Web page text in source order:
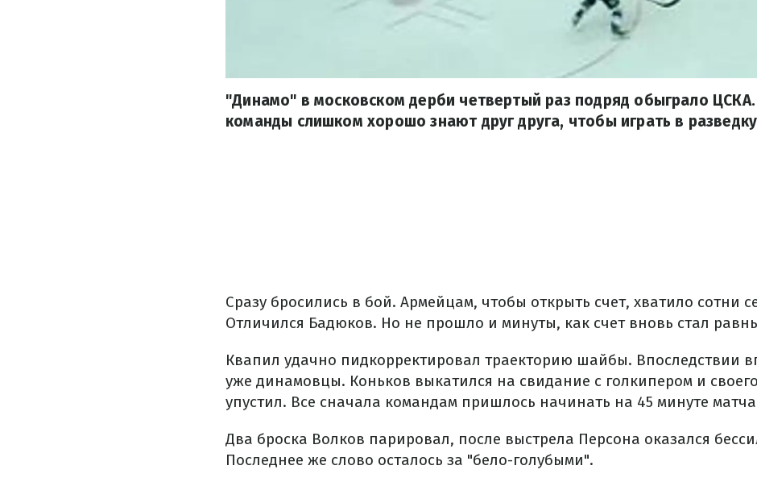
"Динамо" в московском дерби четвертый раз подряд обыграло
команды слишком хорошо знают друг друга, чтобы играть в
Сразу бросились в бой. Армейцам, чтобы открыть счет, хватило сотни
Отличился Бадюков. Но не прошло и минуты, как счет вновь стал
Квапил удачно пидкорректировал траекторию шайбы. Впоследствии
уже динамовцы. Коньков выкатился на свидание с голкипером и
упустил. Все сначала командам пришлось начинать на 45 минуте
Два броска Волков парировал, после выстрела Персона оказался
Последнее же слово осталось за "бело-голубыми".